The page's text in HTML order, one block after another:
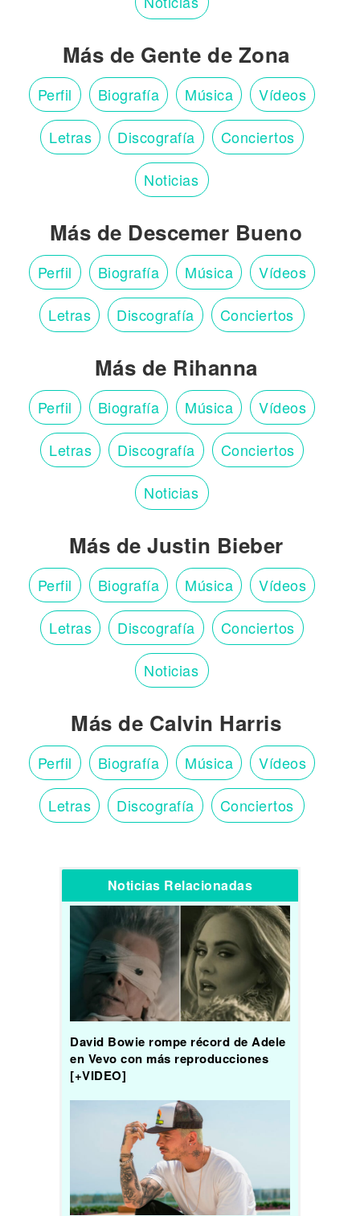
Más de Gente de Zona
Perfil Biografía Música Vídeos
Letras Discografía Conciertos
Noticias
Más de Descemer Bueno
Perfil Biografía Música Vídeos
Letras Discografía Conciertos
Más de Rihanna
Perfil Biografía Música Vídeos
Letras Discografía Conciertos
Noticias
Más de Justin Bieber
Perfil Biografía Música Vídeos
Letras Discografía Conciertos
Noticias
Más de Calvin Harris
Perfil Biografía Música Vídeos
Letras Discografía Conciertos
Noticias Relacionadas
David Bowie rompe récord de Adele
en Vevo con más reproducciones
[+VIDEO]